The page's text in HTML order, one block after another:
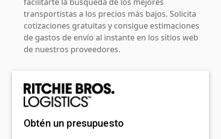
transportistas a los precios más bajos. Solicita
cotizaciones gratuitas y consigue estimaciones
de gastos de envío al instante en los sitios web
de nuestros proveedores.
Obtén un presupuesto